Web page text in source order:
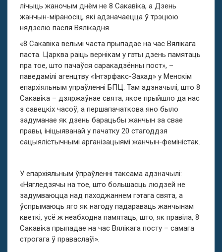
лічыць жаночым днём не 8 Сакавіка, а Дзень
жанчын-міраносіц, які адзначаецца ў трэцюю
нядзелю пасля Вялікадня.
«8 Сакавіка вельмі часта прыпадае на час Вялікага
паста. Царква раіць вернікам у гэты дзень памятаць
пра тое, што пачаўся саракадзённы пост», –
паведамілі агенцтву «Інтэрфакс-Захад» у Менскім
епархіяльным упраўленні БПЦ. Там адзначылі, што 8
Сакавіка – дзяржаўнае свята, якое прыйшло да нас
з савецкіх часоў, а першапачаткова яно было
задуманае як дзень барацьбы жанчын за свае
правы, ініцыяванай у пачатку 20 стагоддзя
сацыялістычнымі арганізацыямі жанчын-феміністак.
У епархіяльным ўпраўленні таксама адзначылі:
«Нягледзячы на тое, што большасць людзей не
задумваюцца над паходжаннем гэтага свята, а
ўспрымаюць яго як нагоду падараваць жанчынам
кветкі, усё ж неабходна памятаць, што, як правіла, 8
Сакавіка прыпадае на час Вялікага посту – самага
строгага ў праваслаўі».